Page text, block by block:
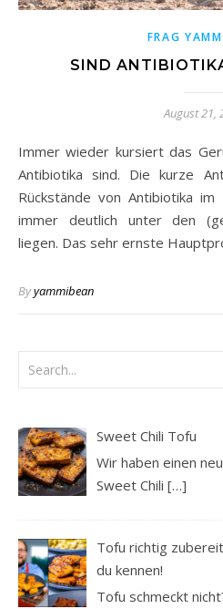
FRAG
SIND
August 21,
Immer wieder kursiert das Gerücht, dass in Fleisch keine
Antibiotika sind. Die kurze
Rückstände von Antibiotika
immer deutlich unter den
liegen. Das sehr ernste
Byyammibean
Sweet Chili Tofu
Wir haben einen
Sweet Chili[…]
Tofu richtig
du kennen!
Tofu schmeckt